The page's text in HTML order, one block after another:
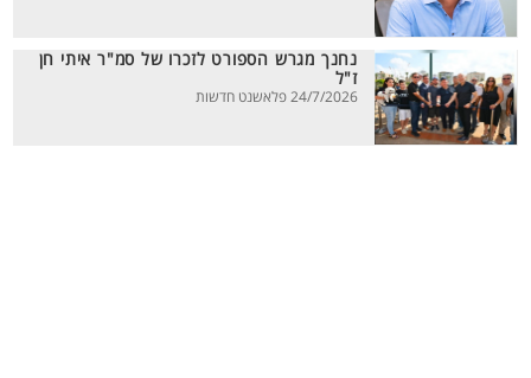
נחנך מגרש הספורט לזכרו של סמ"ר איתי חן
ז"ל
24/7/2026 פלאשנט חדשות